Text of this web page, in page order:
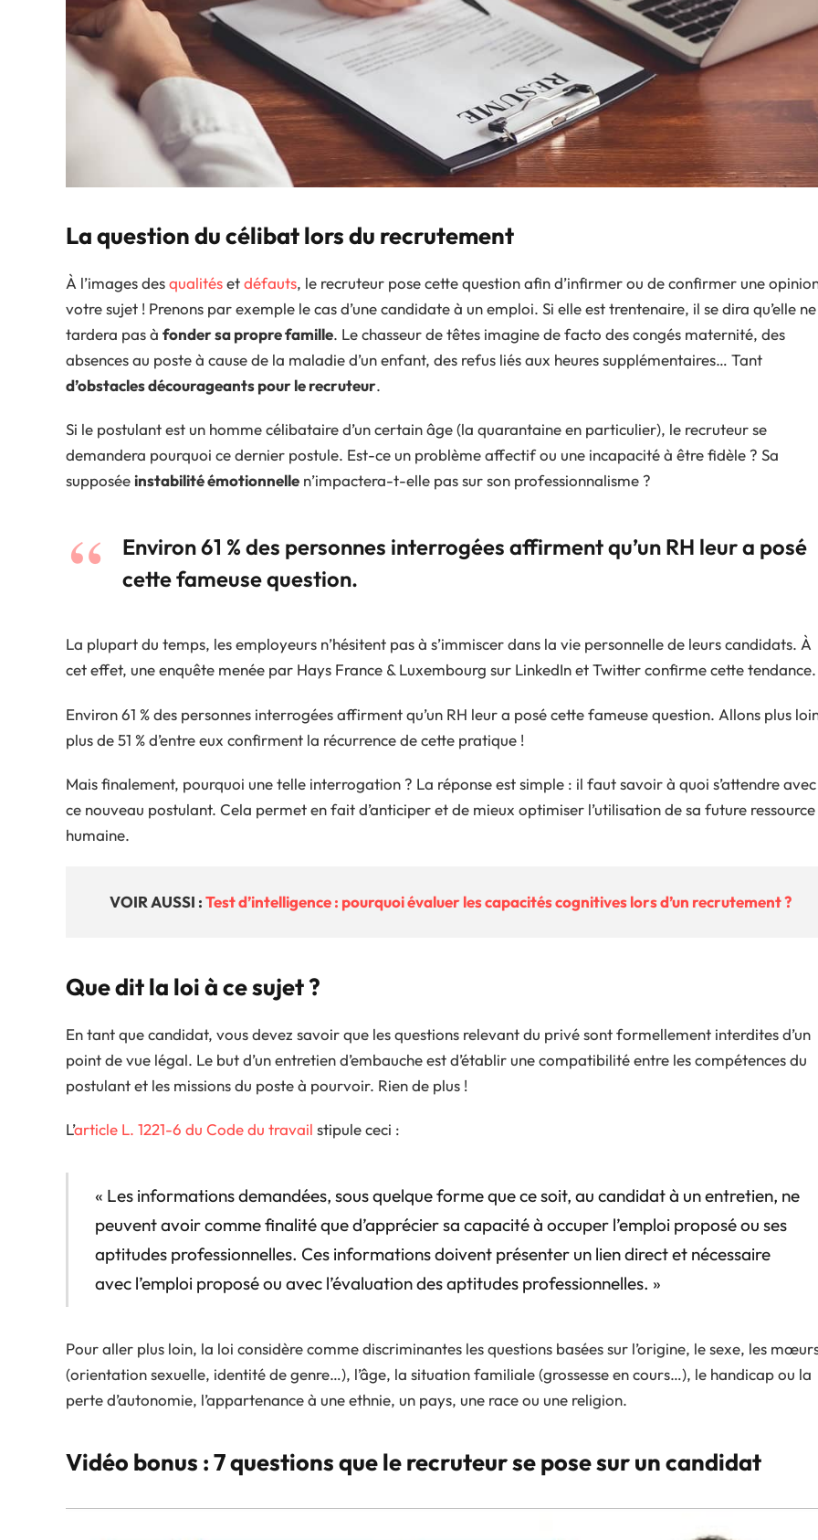
La question du célibat lors du recrutement
À l’images desqualitésetdéfauts, le recruteur pose cette question afin d’infirmer ou de confirmer une
votre sujet ! Prenons par exemple le cas d’une candidate à un emploi. Si elle est trentenaire, il se dira qu’elle ne
tardera pas à fonder sa propre famille. Le chasseur de têtes imagine de facto des congés maternité, des
absences au poste à cause de la maladie d’un enfant, des refus liés aux heures supplémentaires… Tant
d’obstacles décourageants pour le recruteur.
Si le postulant est un homme célibataire d’un certain âge (la quarantaine en particulier), le recruteur se
demandera pourquoi ce dernier postule. Est-ce un problème affectif ou une incapacité à être fidèle ? Sa
supposéeinstabilité émotionnelle n’impactera-t-elle pas sur son professionnalisme ?
Environ 61 % des personnes interrogées affirment qu’un RH leur a posé
cette fameuse question.
La plupart du temps, les employeurs n’hésitent pas à s’immiscer dans la vie personnelle de leurs candidats. À
cet effet, une enquête menée par Hays France & Luxembourg sur LinkedIn et Twitter confirme cette tendance.
Environ 61 % des personnes interrogées affirment qu’un RH leur a posé cette fameuse question. Allons plus
plus de 51 % d’entre eux confirment la récurrence de cette pratique !
Mais finalement, pourquoi une telle interrogation ? La réponse est simple : il faut savoir à quoi s’attendre avec
ce nouveau postulant. Cela permet en fait d’anticiper et de mieux optimiser l’utilisation de sa future ressource
humaine.
VOIR AUSSI :Test d’intelligence : pourquoi évaluer les capacités cognitives lors d’un recrutement ?
Que dit la loi à ce sujet ?
En tant que candidat, vous devez savoir que les questions relevant du privé sont formellement interdites d’un
point de vue légal. Le but d’un entretien d’embauche est d’établir une compatibilité entre les compétences du
postulant et les missions du poste à pourvoir. Rien de plus !
L’article L. 1221-6 du Code du travail stipule ceci :
« Les informations demandées, sous quelque forme que ce soit, au candidat à un entretien, ne
peuvent avoir comme finalité que d’apprécier sa capacité à occuper l’emploi proposé ou ses
aptitudes professionnelles. Ces informations doivent présenter un lien direct et nécessaire
avec l’emploi proposé ou avec l’évaluation des aptitudes professionnelles. »
Pour aller plus loin, la loi considère comme discriminantes les questions basées sur l’origine, le sexe, les
(orientation sexuelle, identité de genre…), l’âge, la situation familiale (grossesse en cours…), le handicap ou la
perte d’autonomie, l’appartenance à une ethnie, un pays, une race ou une religion.
Vidéo bonus : 7 questions que le recruteur se pose sur un candidat